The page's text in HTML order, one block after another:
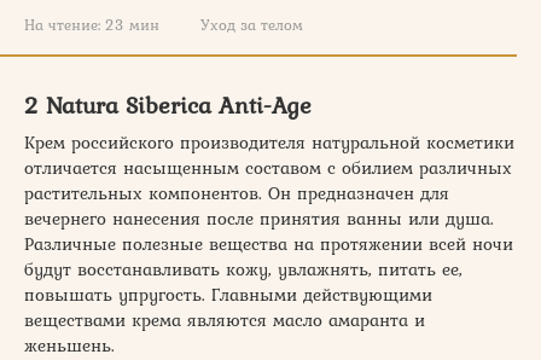
На чтение: 23 мин Уход за телом
2 Natura Siberica Anti-Age
Крем российского производителя натуральной косметики
отличается насыщенным составом с обилием различных
растительных компонентов. Он предназначен для
вечернего нанесения после принятия ванны или душа.
Различные полезные вещества на протяжении всей ночи
будут восстанавливать кожу, увлажнять, питать ее,
повышать упругость. Главными действующими
веществами крема являются масло амаранта и
женьшень.